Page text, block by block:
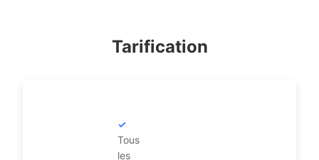
Tarification
Tous
les